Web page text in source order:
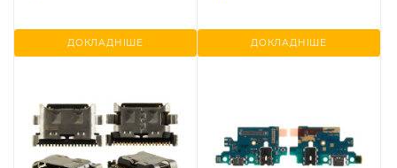
ДОКЛАДНІШЕ ДОКЛАДНІШЕ